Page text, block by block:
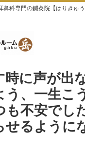
鼻科専門の鍼灸院【はりきゅ
時に声が出
う、一生こ
も不安でし
せるように